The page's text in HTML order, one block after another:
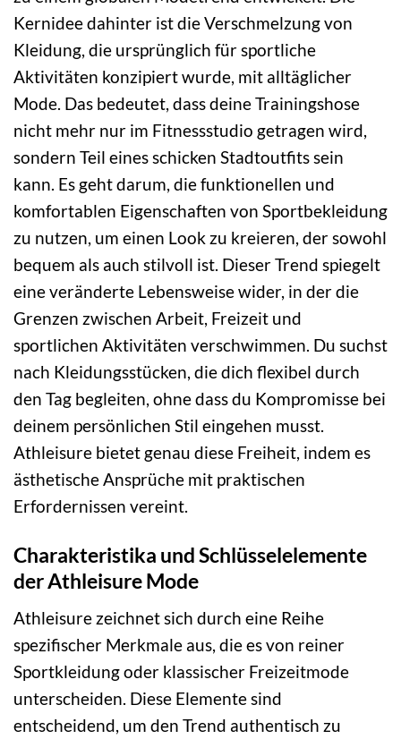
Kernidee dahinter ist die Verschmelzung von
Kleidung, die ursprünglich für sportliche
Aktivitäten konzipiert wurde, mit alltäglicher
Mode. Das bedeutet, dass deine Trainingshose
nicht mehr nur im Fitnessstudio getragen wird,
sondern Teil eines schicken Stadtoutfits sein
kann. Es geht darum, die funktionellen und
komfortablen Eigenschaften von Sportbekleidung
zu nutzen, um einen Look zu kreieren, der sowohl
bequem als auch stilvoll ist. Dieser Trend spiegelt
eine veränderte Lebensweise wider, in der die
Grenzen zwischen Arbeit, Freizeit und
sportlichen Aktivitäten verschwimmen. Du suchst
nach Kleidungsstücken, die dich flexibel durch
den Tag begleiten, ohne dass du Kompromisse bei
deinem persönlichen Stil eingehen musst.
Athleisure bietet genau diese Freiheit, indem es
ästhetische Ansprüche mit praktischen
Erfordernissen vereint.
Charakteristika und Schlüsselelemente
der Athleisure Mode
Athleisure zeichnet sich durch eine Reihe
spezifischer Merkmale aus, die es von reiner
Sportkleidung oder klassischer Freizeitmode
unterscheiden. Diese Elemente sind
entscheidend, um den Trend authentisch zu